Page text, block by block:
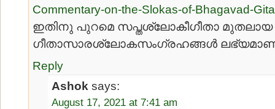
Commentary-on-the-Slokas-of-Bhagavad-
ഇതിനു പുറമെ സപ്തശ്ലോകീഗീതാ
ഗീതാസാരശ്ലോകസംഗ്രഹങ്ങള്‍
Reply
Ashok says:
August 17, 2021 at 7:41 am